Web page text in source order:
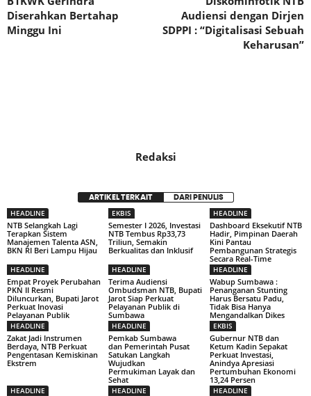
Diserahkan Bertahap
Minggu Ini
Audiensi dengan Dirjen
SDPPI : “Digitalisasi Sebuah
Keharusan”
Redaksi
ARTIKEL TERKAIT DARI PENULIS
HEADLINE
NTB Selangkah Lagi
Terapkan Sistem
Manajemen Talenta ASN,
BKN RI Beri Lampu Hijau
EKBIS
Semester I 2026, Investasi
NTB Tembus Rp33,73
Triliun, Semakin
Berkualitas dan Inklusif
HEADLINE
Dashboard Eksekutif NTB
Hadir, Pimpinan Daerah
Kini Pantau
Pembangunan Strategis
Secara Real-Time
HEADLINE
Empat Proyek Perubahan
PKN II Resmi
Diluncurkan, Bupati Jarot
Perkuat Inovasi
Pelayanan Publik
HEADLINE
Terima Audiensi
Ombudsman NTB, Bupati
Jarot Siap Perkuat
Pelayanan Publik di
Sumbawa
HEADLINE
Wabup Sumbawa :
Penanganan Stunting
Harus Bersatu Padu,
Tidak Bisa Hanya
Mengandalkan Dikes
HEADLINE
Zakat Jadi Instrumen
Berdaya, NTB Perkuat
Pengentasan Kemiskinan
Ekstrem
HEADLINE
Pemkab Sumbawa
dan Pemerintah Pusat
Satukan Langkah
Wujudkan
Permukiman Layak dan
Sehat
EKBIS
Gubernur NTB dan
Ketum Kadin Sepakat
Perkuat Investasi,
Anindya Apresiasi
Pertumbuhan Ekonomi
13,24 Persen
HEADLINE HEADLINE HEADLINE